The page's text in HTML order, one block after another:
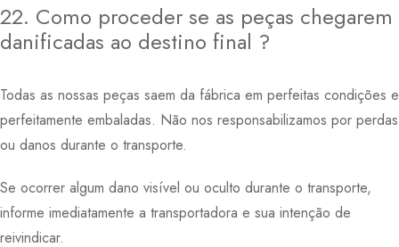
22. Como proceder se as peças chegarem
danificadas ao destino final ?
Todas as nossas peças saem da fábrica em perfeitas condições e
perfeitamente embaladas. Não nos responsabilizamos por perdas
ou danos durante o transporte.
Se ocorrer algum dano visível ou oculto durante o transporte,
informe imediatamente a transportadora e sua intenção de
reivindicar.